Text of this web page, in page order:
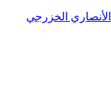
الخزرجي